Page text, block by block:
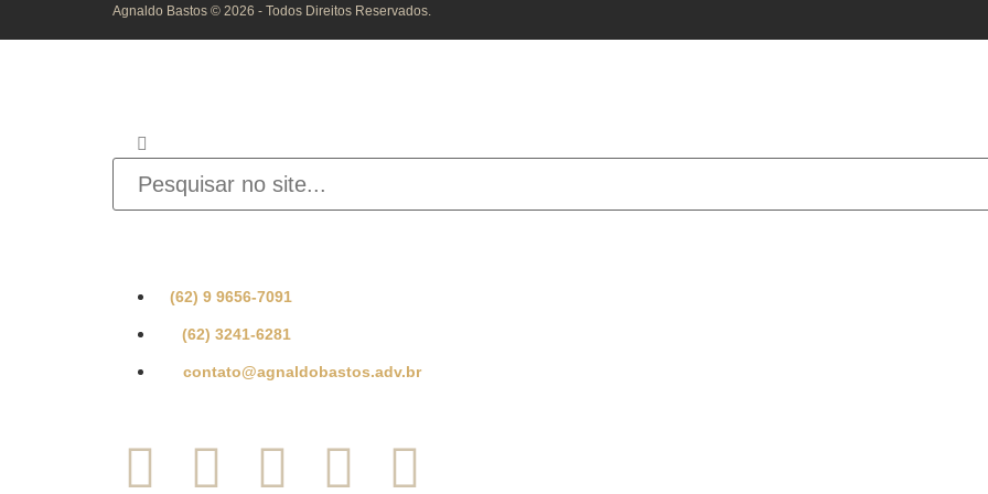
Agnaldo Bastos © 2026 - Todos Direitos Reservados.
(62) 9 9656-7091
(62) 3241-6281
contato@agnaldobastos.adv.br